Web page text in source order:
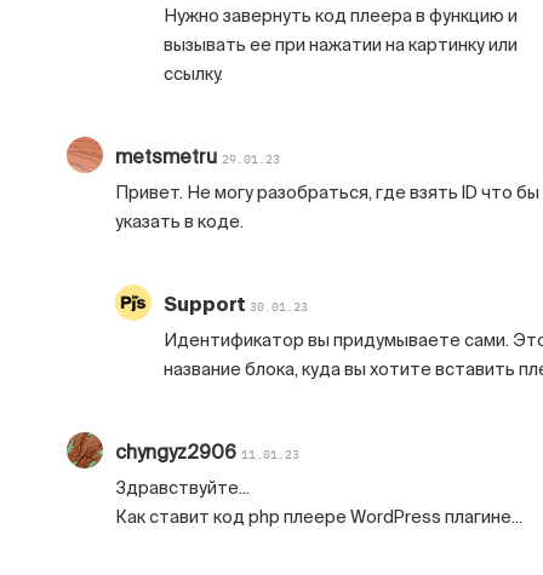
Нужно завернуть код плеера в функцию и
вызывать ее при нажатии на картинку или
ссылку.
metsmetru 29.01.23
Привет. Не могу разобраться, где взять ID что бы
указать в коде.
Support 30.01.23
Идентификатор вы придумываете сами.
название блока, куда вы хотите вставить
chyngyz2906 11.01.23
Здравствуйте...
Как ставит код php плеере WordPress плагине...